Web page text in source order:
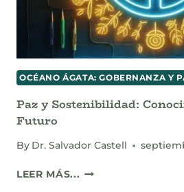
OCÉANO ÁGATA: GOBERNANZA Y
Paz y Sostenibilidad:
Futuro
By Dr. Salvador Castell
LEER MÁS... PAZ